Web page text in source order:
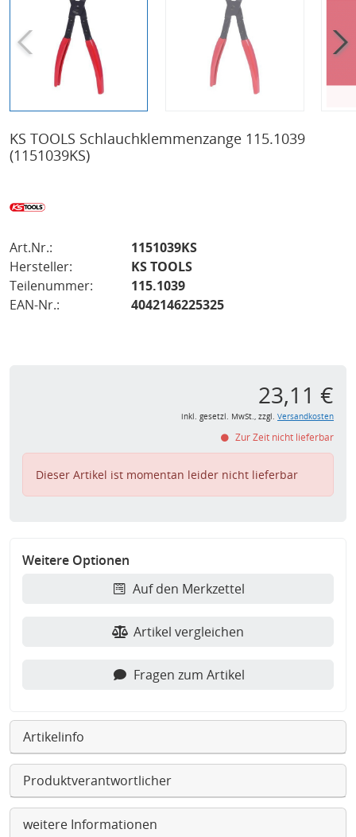
KS TOOLS Schlauchklemmenzange 115.1039
(1151039KS)
Art.Nr.:
1151039KS
Hersteller:
KS TOOLS
Teilenummer:
115.1039
EAN-Nr.:
4042146225325
23,11 €
inkl. gesetzl. MwSt., zzgl. Versandkosten
Zur Zeit nicht lieferbar
Dieser Artikel ist momentan leider nicht lieferbar
Weitere Optionen
Auf den Merkzettel
Artikel vergleichen
Fragen zum Artikel
Artikelinfo
Produktverantwortlicher
weitere Informationen